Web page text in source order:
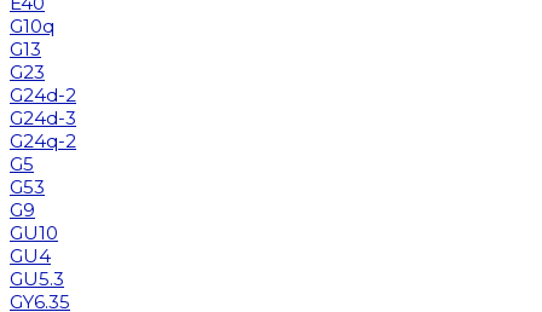
G10q
G13
G23
G24d-2
G24d-3
G24q-2
G5
G53
G9
GU10
GU4
GU5.3
GY6.35